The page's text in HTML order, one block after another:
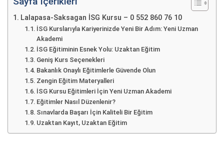
Lalapasa-Saksagan İSG Kursu – 0 552 860 76 10
İSG Kurslarıyla Kariyerinizde Yeni Bir Adım: Yeni Uzman
Akademi
İSG Eğitiminin Esnek Yolu: Uzaktan Eğitim
Geniş Kurs Seçenekleri
Bakanlık Onaylı Eğitimlerle Güvende Olun
Zengin Eğitim Materyalleri
İSG Kursu Eğitimleri İçin Yeni Uzman Akademi
Eğitimler Nasıl Düzenlenir?
Sınavlarda Başarı İçin Kaliteli Bir Eğitim
Uzaktan Kayıt, Uzaktan Eğitim